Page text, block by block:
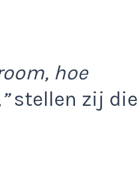
hoe
stellen zij die